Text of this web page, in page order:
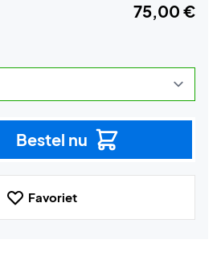
75,00 €
Bestel nu
Favoriet